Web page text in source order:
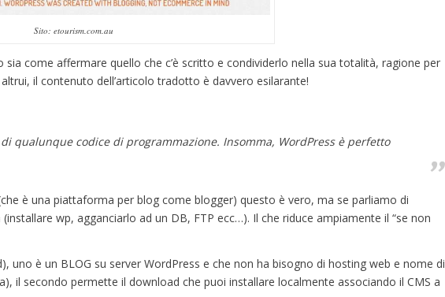
Sito: etourism.com.au
come affermare quello che c’è scritto e condividerlo nella sua totalità, ragione per
il contenuto dell’articolo tradotto è davvero esilarante!
qualunque codice di programmazione. Insomma, WordPress è perfetto
è una piattaforma per blog come blogger) questo è vero, ma se parliamo di
wp, agganciarlo ad un DB, FTP ecc…). Il che riduce ampiamente il “se non
uno è un BLOG su server WordPress e che non ha bisogno di hosting web e nome di
il secondo permette il download che puoi installare localmente associando il CMS a